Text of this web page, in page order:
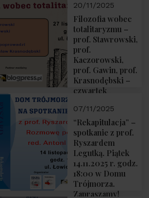
Sobolewski – 4
grudnia 2025 r.
godz. 18:00.
20/11/2025
Filozofia wobec
totalitaryzmu –
prof. Stawrowski,
prof.
Kaczorowski,
prof. Gawin, prof.
Krasnodębski –
czwartek
18:00
07/11/2025
“Rekapitulacja” –
spotkanie z prof.
Ryszardem
Legutką. Piątek
14.11.2025 r. godz.
18:00 w Domu
Trójmorza.
Zapraszamy!